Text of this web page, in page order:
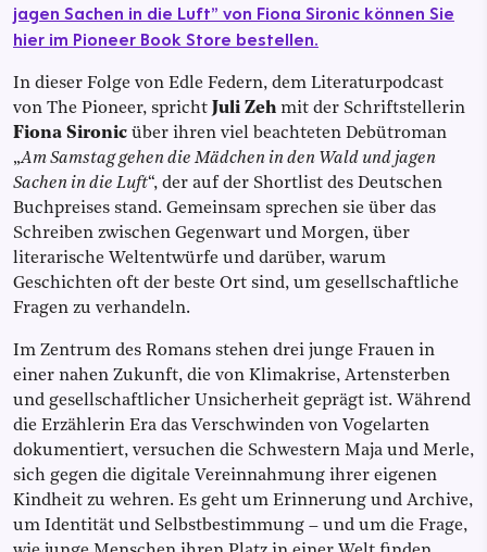
jagen Sachen in die Luft” von Fiona Sironic können Sie
hier im Pioneer Book Store bestellen.
In dieser Folge von Edle Federn, dem Literaturpodcast
von The Pioneer, spricht Juli Zeh mit der Schriftstellerin
Fiona Sironic über ihren viel beachteten Debütroman
„Am Samstag gehen die Mädchen in den Wald und jagen
Sachen in die Luft“, der auf der Shortlist des Deutschen
Buchpreises stand. Gemeinsam sprechen sie über das
Schreiben zwischen Gegenwart und Morgen, über
literarische Weltentwürfe und darüber, warum
Geschichten oft der beste Ort sind, um gesellschaftliche
Fragen zu verhandeln.
Im Zentrum des Romans stehen drei junge Frauen in
einer nahen Zukunft, die von Klimakrise, Artensterben
und gesellschaftlicher Unsicherheit geprägt ist. Während
die Erzählerin Era das Verschwinden von Vogelarten
dokumentiert, versuchen die Schwestern Maja und Merle,
sich gegen die digitale Vereinnahmung ihrer eigenen
Kindheit zu wehren. Es geht um Erinnerung und Archive,
um Identität und Selbstbestimmung – und um die Frage,